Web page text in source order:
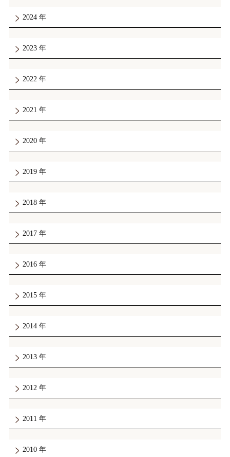
2024
2023
2022
2021
2020
2019
2018
2017
2016
2015
2014
2013
2012
2011
2010